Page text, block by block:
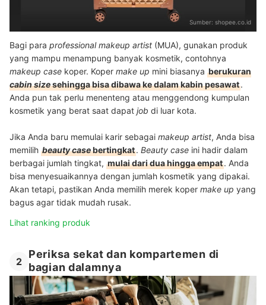
Sumber: shopee.co.id
Bagi para professional makeup artist (MUA), gunakan produk
yang mampu menampung banyak kosmetik, contohnya
makeup case koper. Koper make up mini biasanya berukuran
cabin sizesehingga bisa dibawa ke dalam kabin pesawat.
Anda pun tak perlu menenteng atau menggendong kumpulan
kosmetik yang berat saat dapat job di luar kota.
Jika Anda baru memulai karir sebagai makeup artist, Anda bisa
memilih beauty casebertingkat. Beauty case ini hadir dalam
berbagai jumlah tingkat, mulai dari dua hingga empat. Anda
bisa menyesuaikannya dengan jumlah kosmetik yang dipakai.
Akan tetapi, pastikan Anda memilih merek koper make up yang
bagus agar tidak mudah rusak.
Lihat ranking produk
2
Periksa sekat dan kompartemen di
bagian dalamnya